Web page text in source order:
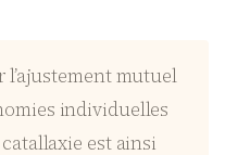
l’ajustement mutuel
individuelles
est ainsi